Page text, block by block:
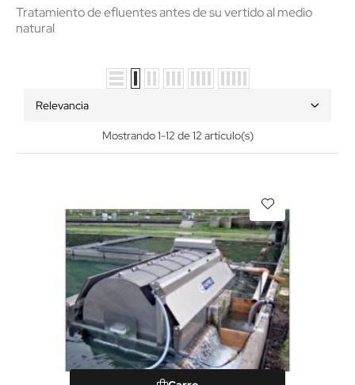
Tratamiento de efluentes antes de su vertido al medio
natural
Relevancia
Mostrando 1-12 de 12 artículo(s)